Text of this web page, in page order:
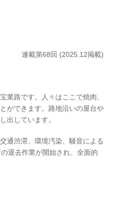
連載第68回 (2025.12掲載)
業路です。人々はここで焼肉、
ができます。路地沿いの屋台や
出しています。
通渋滞、環境汚染、騒音による
退去作業が開始され、全面的